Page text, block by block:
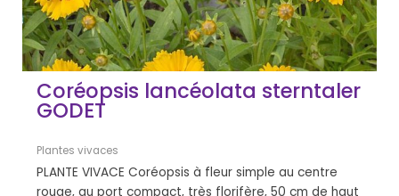
Coréopsis lancéolata sterntaler
GODET
Plantes vivaces
PLANTE VIVACE Coréopsis à fleur simple au centre
rouge, au port compact, très florifère, 50 cm de haut